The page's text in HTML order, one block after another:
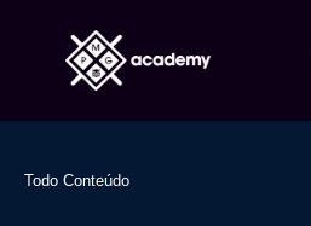
Todo Conteúdo